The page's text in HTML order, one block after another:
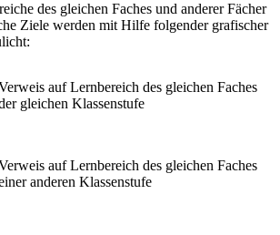
des gleichen Faches und anderer Fächer
Ziele werden mit Hilfe folgender grafischer
auf Lernbereich des gleichen Faches
gleichen Klassenstufe
auf Lernbereich des gleichen Faches
anderen Klassenstufe